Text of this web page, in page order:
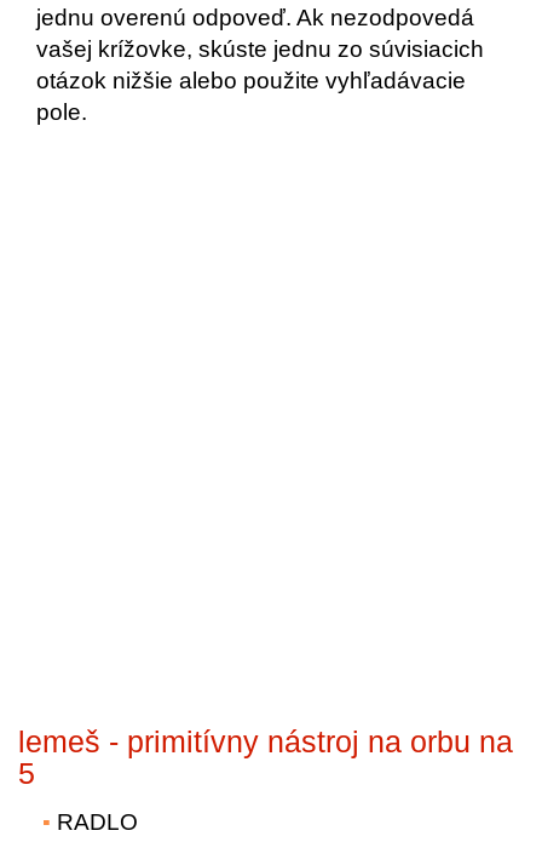
jednu overenú odpoveď. Ak nezodpovedá
vašej krížovke, skúste jednu zo súvisiacich
otázok nižšie alebo použite vyhľadávacie
pole.
lemeš - primitívny nástroj na orbu na
5
RADLO